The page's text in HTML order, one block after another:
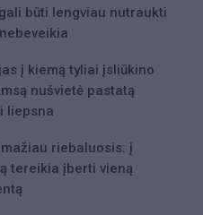
būti lengviau nutraukti
į kiemą tyliai įsliūkino
nušvietė pastatą
liepsna
riebaluosis: į
tereikia įberti vieną